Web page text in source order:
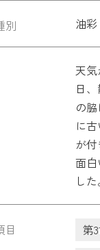
別 油彩
天
日
の
に
が
面
した
目
第